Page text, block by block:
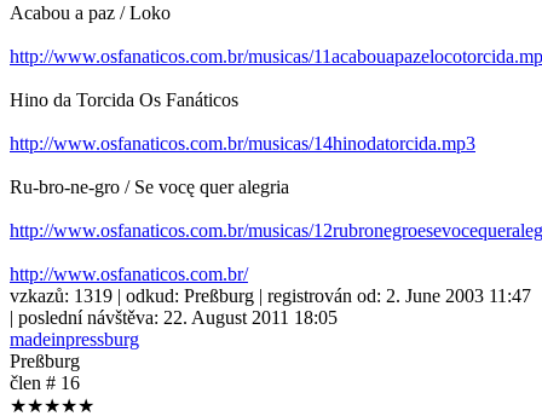
Acabou a paz / Loko
http://www.osfanaticos.com.br/musicas/
Hino da Torcida Os Fanáticos
http://www.osfanaticos.com.br/musicas/14hinodatorcida.mp3
Ru-bro-ne-gro / Se vocę quer alegria
http://www.osfanaticos.com.br/musicas/
http://www.osfanaticos.com.br/
vzkazů: 1319 | odkud: Preßburg | registrován od: 2. June 2003 11:47
| poslední návštěva: 22. August 2011 18:05
madeinpressburg
Preßburg
člen # 16
★★★★★